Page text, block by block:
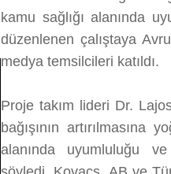
kamu sağlığı alanında
düzenlenen çalıştaya
medya temsilcileri katıldı.
Proje takım lideri Dr.
bağışının artırılmasına
alanında uyumluluğu ve